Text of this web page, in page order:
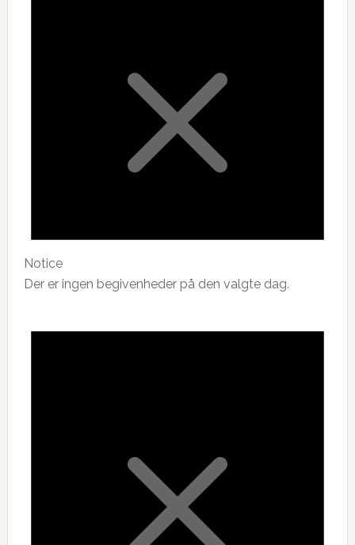
Notice
Der er ingen begivenheder på den valgte dag.